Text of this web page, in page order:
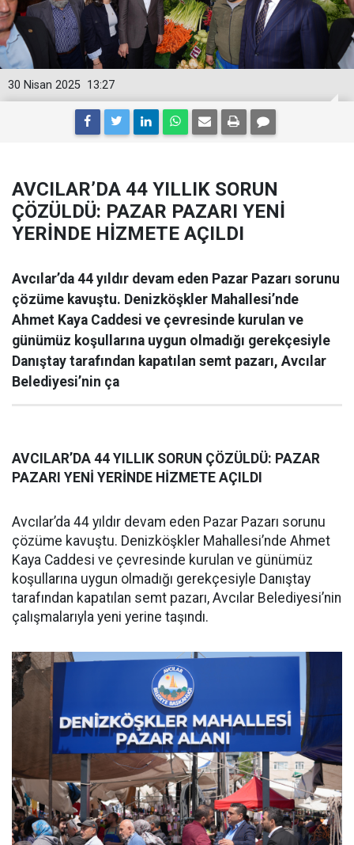
13:27
30 Nisan 2025
AVCILAR’DA 44 YILLIK SORUN
ÇÖZÜLDÜ: PAZAR PAZARI YENİ
YERİNDE HİZMETE AÇILDI
Avcılar’da 44 yıldır devam eden Pazar Pazarı sorunu
çözüme kavuştu. Denizköşkler Mahallesi’nde
Ahmet Kaya Caddesi ve çevresinde kurulan ve
günümüz koşullarına uygun olmadığı gerekçesiyle
Danıştay tarafından kapatılan semt pazarı, Avcılar
Belediyesi’nin ça
AVCILAR’DA 44 YILLIK SORUN ÇÖZÜLDÜ: PAZAR
PAZARI YENİ YERİNDE HİZMETE AÇILDI
Avcılar’da 44 yıldır devam eden Pazar Pazarı sorunu
çözüme kavuştu. Denizköşkler Mahallesi’nde Ahmet
Kaya Caddesi ve çevresinde kurulan ve günümüz
koşullarına uygun olmadığı gerekçesiyle Danıştay
tarafından kapatılan semt pazarı, Avcılar Belediyesi’nin
çalışmalarıyla yeni yerine taşındı.